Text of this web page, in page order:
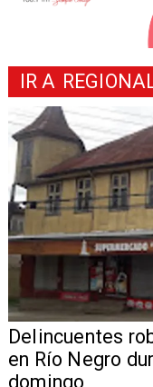
IR A
Delincuentes
en Río Negro
domingo